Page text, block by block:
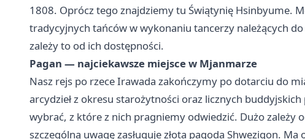
1808. Oprócz tego znajdziemy tu Świątynię Hsinbyume.
tradycyjnych tańców w wykonaniu tancerzy należących
zależy to od ich dostępności.
Pagan — najciekawsze miejsce w Mjanmarze
Nasz rejs po rzece Irawada zakończymy po dotarciu do
arcydzieł z okresu starożytności oraz licznych
wybrać, z które z nich pragniemy odwiedzić. Dużo zależy
szczególną uwagę zasługuje złota pagoda Shwezigon.